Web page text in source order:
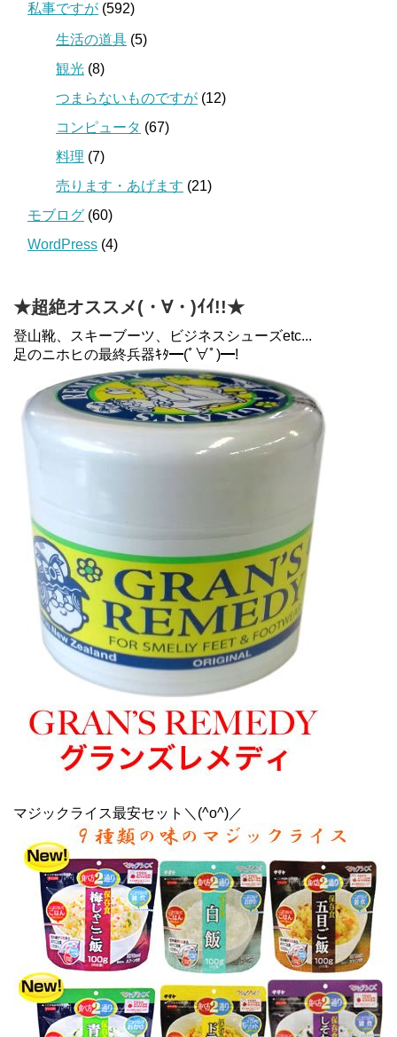
私事ですが (592)
生活の道具 (5)
観光 (8)
つまらないものですが (12)
コンピュータ (67)
料理 (7)
売ります・あげます (21)
モブログ (60)
WordPress (4)
★超絶オススメ(・∀・)ｲｲ!!★
登山靴、スキーブーツ、ビジネスシューズetc...
足のニホヒの最終兵器ｷﾀ━(ﾟ∀ﾟ)━!
マジックライス最安セット＼(^o^)／